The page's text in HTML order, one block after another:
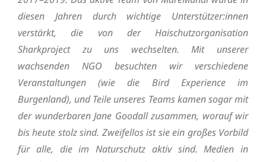
diesen Jahren durch wichtige Unterstützer:innen
verstärkt, die von der Haischutzorganisation
Sharkproject zu uns wechselten. Mit unserer
wachsenden NGO besuchten wir verschiedene
Veranstaltungen (wie die Bird Experience im
Burgenland), und Teile unseres Teams kamen sogar mit
der wunderbaren Jane Goodall zusammen, worauf wir
bis heute stolz sind. Zweifellos ist sie ein großes Vorbild
für alle, die im Naturschutz aktiv sind. Medien in